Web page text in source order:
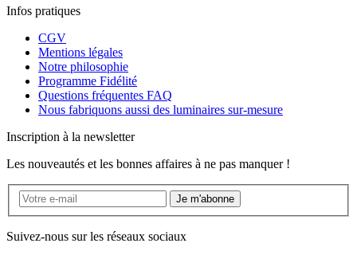
Infos pratiques
CGV
Mentions légales
Notre philosophie
Programme Fidélité
Questions fréquentes FAQ
Nous fabriquons aussi des luminaires sur-mesure
Inscription à la newsletter
Les nouveautés et les bonnes affaires à ne pas manquer !
Je m'abonne
Suivez-nous sur les réseaux sociaux